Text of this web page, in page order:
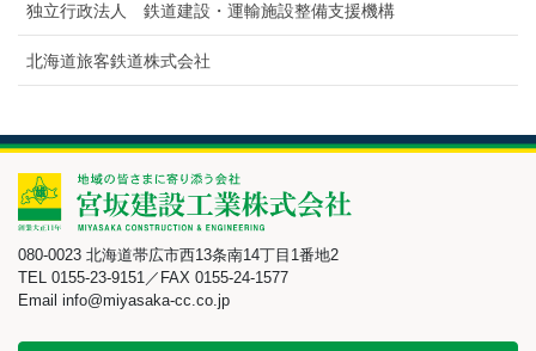
独立行政法人 鉄道建設・運輸施設整備支援機構
北海道旅客鉄道株式会社
080-0023 北海道帯広市西13条南14丁目1番地2
TEL 0155-23-9151／FAX 0155-24-1577
Email info@miyasaka-cc.co.jp